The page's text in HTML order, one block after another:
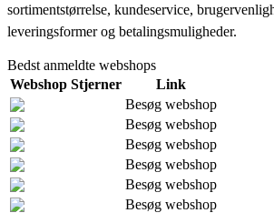
sortimentstørrelse, kundeservice,
leveringsformer og betalingsmuligheder.
Bedst anmeldte webshops
Webshop Stjerner
Link
Besøg webshop
Besøg webshop
Besøg webshop
Besøg webshop
Besøg webshop
Besøg webshop